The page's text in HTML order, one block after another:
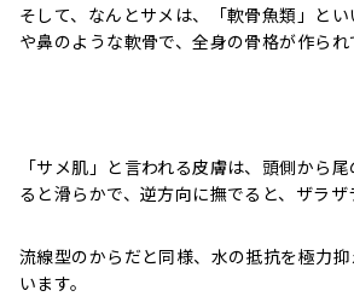
そして、なんとサメは、「軟骨魚類」と
や鼻のような軟骨で、全身の骨格が作られ
「サメ肌」と言われる皮膚は、頭側から
ると滑らかで、逆方向に撫でると、ザラザ
流線型のからだと同様、水の抵抗を極力
います。